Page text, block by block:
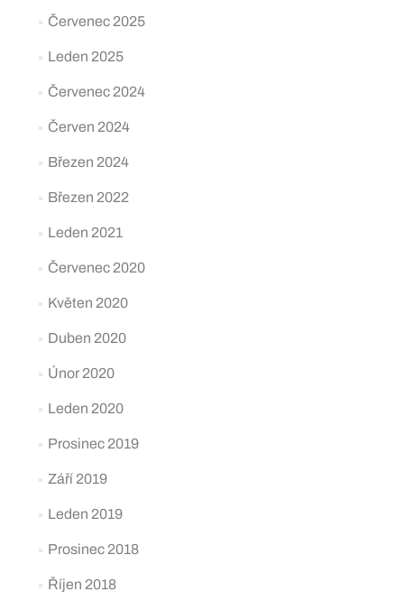
Červenec 2025
Leden 2025
Červenec 2024
Červen 2024
Březen 2024
Březen 2022
Leden 2021
Červenec 2020
Květen 2020
Duben 2020
Únor 2020
Leden 2020
Prosinec 2019
Září 2019
Leden 2019
Prosinec 2018
Říjen 2018